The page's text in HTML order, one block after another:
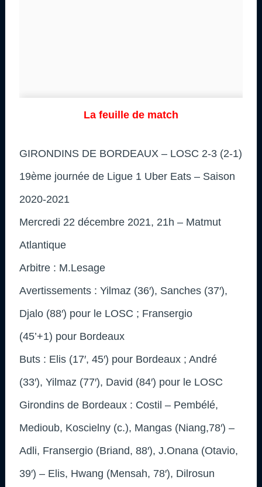
La feuille de match
GIRONDINS DE BORDEAUX – LOSC 2-3 (2-1)
19ème journée de Ligue 1 Uber Eats – Saison
2020-2021
Mercredi 22 décembre 2021, 21h – Matmut
Atlantique
Arbitre : M.Lesage
Avertissements : Yilmaz (36′), Sanches (37′),
Djalo (88′) pour le LOSC ; Fransergio
(45’+1) pour Bordeaux
Buts : Elis (17′, 45′) pour Bordeaux ; André
(33′), Yilmaz (77′), David (84′) pour le LOSC
Girondins de Bordeaux : Costil – Pembélé,
Medioub, Koscielny (c.), Mangas (Niang,78′) –
Adli, Fransergio (Briand, 88′), J.Onana (Otavio,
39′) – Elis, Hwang (Mensah, 78′), Dilrosun